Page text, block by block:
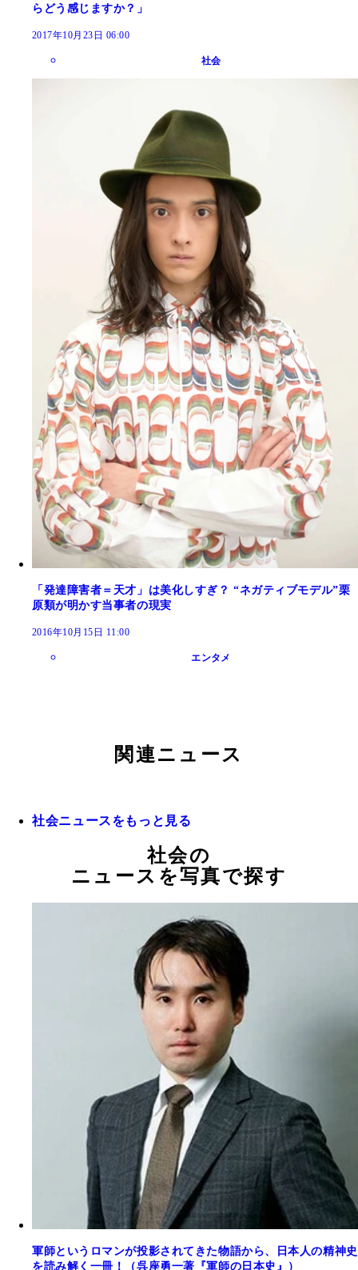
らどう感じますか？」
2017年10月23日 06:00
社会
「発達障害者＝天才」は美化しすぎ？ “ネガティブモデル”栗
原類が明かす当事者の現実
2016年10月15日 11:00
エンタメ
関連ニュース
社会ニュースをもっと見る
社会の
ニュースを写真で探す
軍師というロマンが投影されてきた物語から、日本人の精神史
を読み解く一冊！（呉座勇一著『軍師の日本史』）